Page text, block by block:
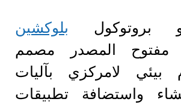
بلوكشين
مفتوح المصدر مصمم
بيئي لامركزي بآليات
واستضافة تطبيقات